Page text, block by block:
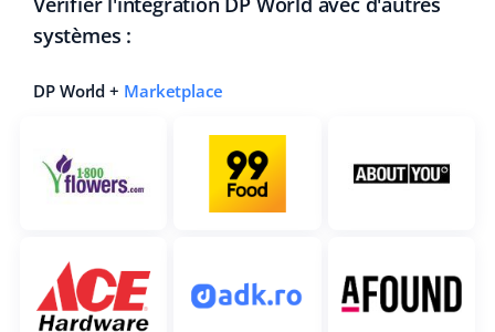
systèmes :
DP World + Marketplace